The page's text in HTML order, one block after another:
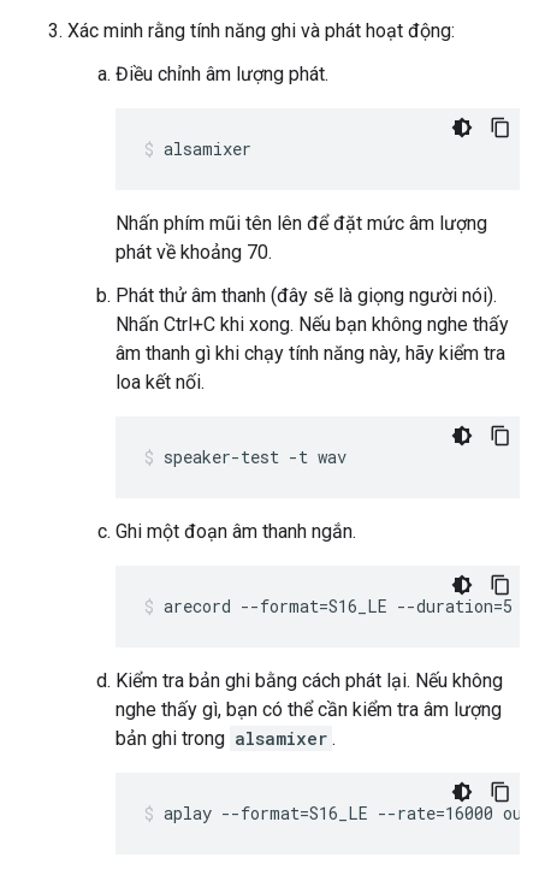
Xác minh rằng tính năng ghi và phát hoạt động:
Điều chỉnh âm lượng phát.
alsamixer
Nhấn phím mũi tên lên để đặt mức âm lượng
phát về khoảng 70.
Phát thử âm thanh (đây sẽ là giọng người nói).
Nhấn Ctrl+C khi xong. Nếu bạn không nghe thấy
âm thanh gì khi chạy tính năng này, hãy kiểm tra
loa kết nối.
speaker-test -t wav
Ghi một đoạn âm thanh ngắn.
arecord --format=S16_LE --duration=5
Kiểm tra bản ghi bằng cách phát lại. Nếu không
nghe thấy gì, bạn có thể cần kiểm tra âm lượng
bản ghi trong alsamixer .
aplay --format=S16_LE --rate=16000